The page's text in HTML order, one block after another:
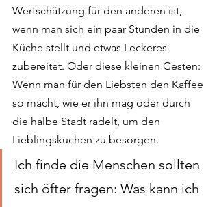
Wertschätzung für den anderen ist,
wenn man sich ein paar Stunden in die
Küche stellt und etwas Leckeres
zubereitet. Oder diese kleinen Gesten:
Wenn man für den Liebsten den Kaffee
so macht, wie er ihn mag oder durch
die halbe Stadt radelt, um den
Lieblingskuchen zu besorgen.
Ich finde die Menschen sollten
sich öfter fragen: Was kann ich